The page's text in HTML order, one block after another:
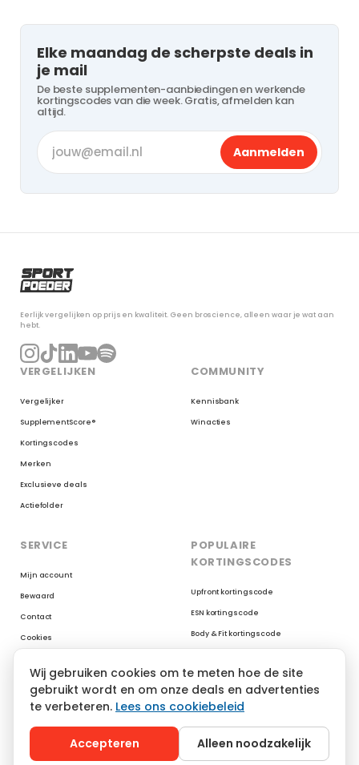
Elke maandag de scherpste deals in
je mail
De beste supplementen-aanbiedingen en werkende
kortingscodes van die week. Gratis, afmelden kan
altijd.
Aanmelden
Eerlijk vergelijken op prijs en kwaliteit. Geen broscience, alleen waar je wat aan
hebt.
VERGELIJKEN
Vergelijker
SupplementScore®
Kortingscodes
Merken
Exclusieve deals
Actiefolder
COMMUNITY
Kennisbank
Winacties
SERVICE
Mijn account
Bewaard
Contact
Cookies
POPULAIRE
KORTINGSCODES
Upfront kortingscode
ESN kortingscode
Body & Fit kortingscode
XXL Nutrition kortingscode
AYBL kortingscode
Gymshark kortingscode
Wij gebruiken cookies om te meten hoe de site
gebruikt wordt en om onze deals en advertenties
te verbeteren. Lees ons cookiebeleid
Accepteren Alleen noodzakelijk